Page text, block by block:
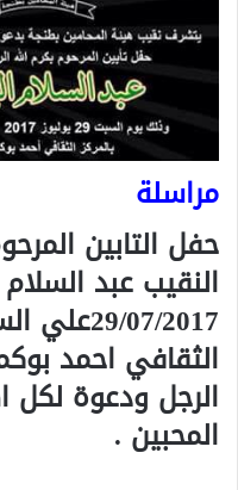
مراسلة
حفل التابين
النقيب عبد
الثقافي احمد
الرجل ودعوة لكل
المحبين .